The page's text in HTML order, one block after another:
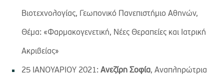
Βιοτεχνολογίας, Γεωπονικό Πανεπιστήμιο Αθηνών,
Θέμα: «Φαρμακογενετική, Νέες Θεραπείες και Ιατρική
Ακριβείας»
25 ΙΑΝΟΥΑΡΙΟΥ 2021:Ανεζίρη Σοφία, Αναπληρώτρια